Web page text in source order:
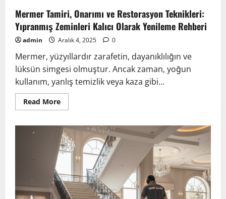
Mermer Tamiri, Onarımı ve Restorasyon Teknikleri:
Yıpranmış Zeminleri Kalıcı Olarak Yenileme Rehberi
admin Aralık 4, 2025 0
Mermer, yüzyıllardır zarafetin, dayanıklılığın ve
lüksün simgesi olmuştur. Ancak zaman, yoğun
kullanım, yanlış temizlik veya kaza gibi...
Read MoreRead
more
Tamiri,
Onarımı
ve
Restorasyon
Teknikleri:
Yıpranmış
Zeminleri
Kalıcı
Olarak
Yenileme